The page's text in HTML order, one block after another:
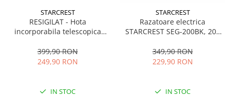
STARCREST
RESIGILAT - Hota
incorporabila telescopica
Putere de absorbtie 550 m3/h,
1 Motor, 2 Trepte putere, 60
399,90 RON
249,90 RON
IN STOC
STARCREST
Razatoare electrica
STARCREST SEG-200BK, 200
349,90 RON
229,90 RON
IN STOC